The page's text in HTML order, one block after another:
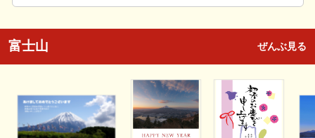
富士山 ぜんぶ見る